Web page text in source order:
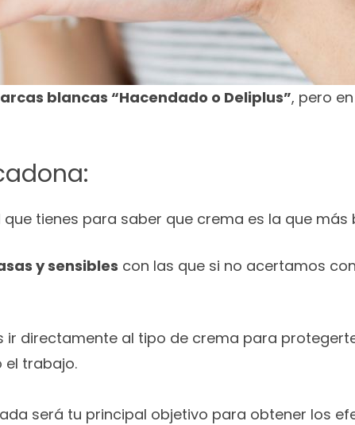
blancas “Hacendado o Deliplus”, pero
tienes para saber que crema es la que
y sensibles con las que si no acertamos
ir directamente al tipo de crema para
trabajo.
será tu principal objetivo para obtener los